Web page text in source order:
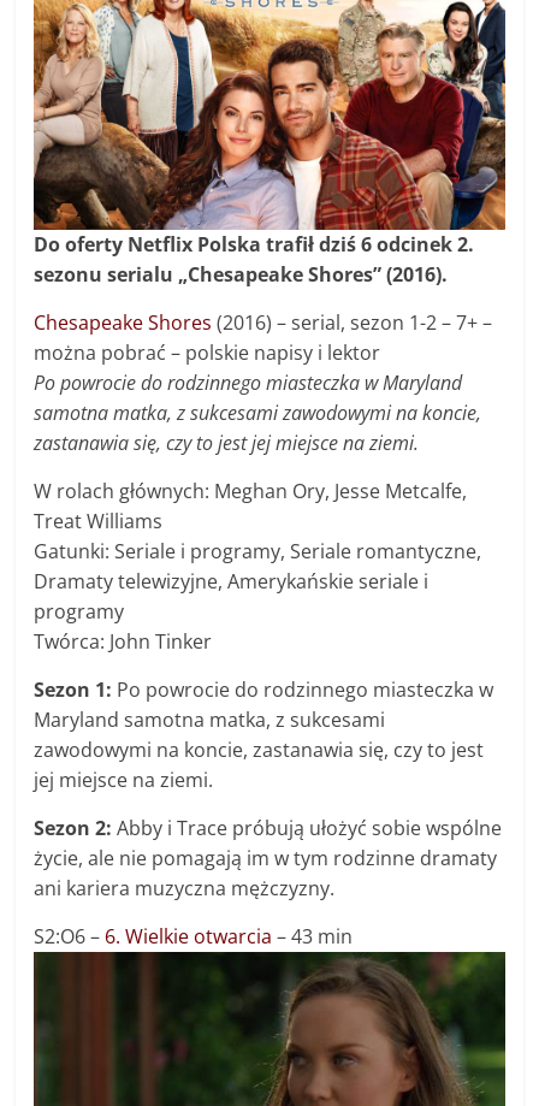
Do oferty Netflix Polska trafił dziś 6 odcinek 2.
sezonu serialu „Chesapeake Shores” (2016).
Chesapeake Shores (2016) – serial, sezon 1-2 – 7+ –
można pobrać – polskie napisy i lektor
Po powrocie do rodzinnego miasteczka w Maryland
samotna matka, z sukcesami zawodowymi na koncie,
zastanawia się, czy to jest jej miejsce na ziemi.
W rolach głównych: Meghan Ory, Jesse Metcalfe,
Treat Williams
Gatunki: Seriale i programy, Seriale romantyczne,
Dramaty telewizyjne, Amerykańskie seriale i
programy
Twórca: John Tinker
Sezon 1: Po powrocie do rodzinnego miasteczka w
Maryland samotna matka, z sukcesami
zawodowymi na koncie, zastanawia się, czy to jest
jej miejsce na ziemi.
Sezon 2: Abby i Trace próbują ułożyć sobie wspólne
życie, ale nie pomagają im w tym rodzinne dramaty
ani kariera muzyczna mężczyzny.
S2:O6 – 6. Wielkie otwarcia – 43 min